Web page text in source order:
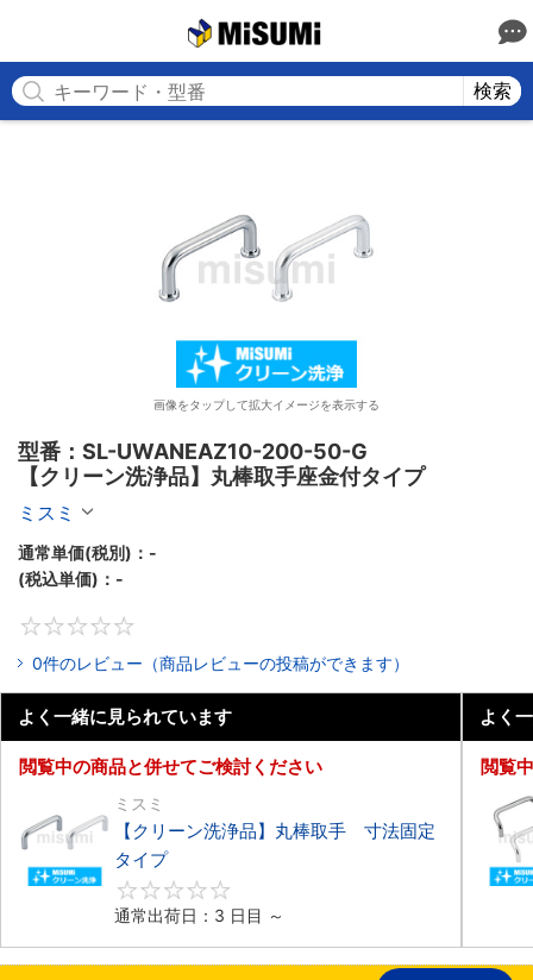
検索
画像をタップして拡大イメージを表示する
型番：SL-UWANEAZ10-200-50-G
【クリーン洗浄品】丸棒取手座金付タイプ
ミスミ
通常単価(税別)： -
(税込単価)： -
0件のレビュー（商品レビューの投稿ができます）
よく一緒に見られています
閲覧中の商品と併せてご検討ください
ミスミ
【クリーン洗浄品】丸棒取手 寸法固定
タイプ
通常出荷日：3 日目 ～
よく
閲覧